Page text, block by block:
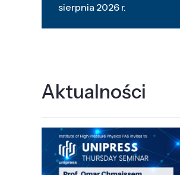
sierpnia 2026 r.
Aktualności